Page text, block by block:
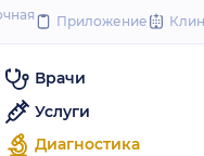
to
Приложение
Врачи
Услуги
Диагностика